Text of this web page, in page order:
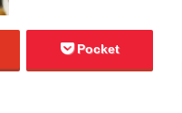
Pocket